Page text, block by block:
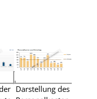
Darstellung des